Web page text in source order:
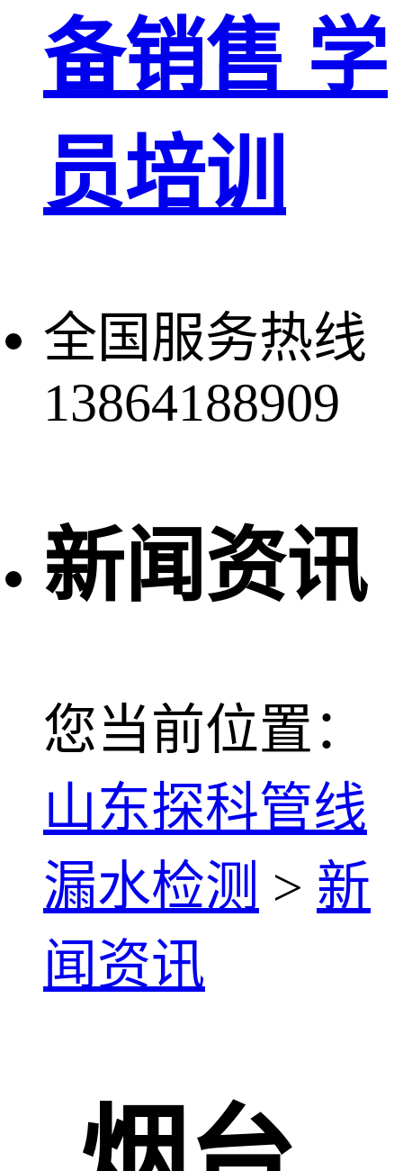
备销售 学
员培训
全国服务热线
13864188909
新闻资讯
您当前位置：
山东探科管线
漏水检测 > 新
闻资讯